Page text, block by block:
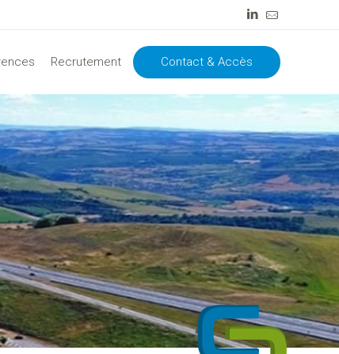
Recrutement Contact & Accès